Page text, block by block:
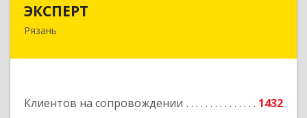
ЭКСПЕРТ
Рязань
Клиентов на сопровождении
1432
390000, Рязанская обл, Рязань г, Кудрявцева ул,